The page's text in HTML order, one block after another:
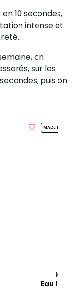
10 secondes,
intense et
on
sur les
puis on
MADE IN
Eau